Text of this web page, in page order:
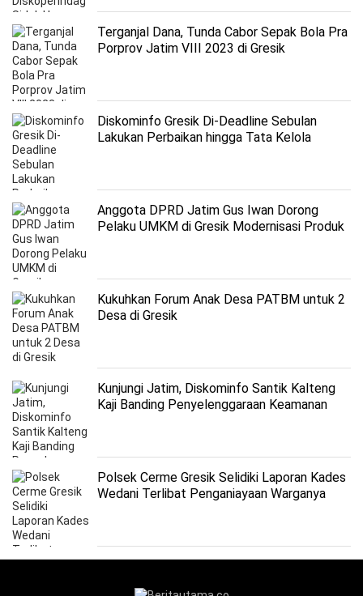
Terganjal Dana, Tunda Cabor Sepak Bola Pra
Porprov Jatim VIII 2023 di Gresik
Diskominfo Gresik Di-Deadline Sebulan
Lakukan Perbaikan hingga Tata Kelola
Anggota DPRD Jatim Gus Iwan Dorong
Pelaku UMKM di Gresik Modernisasi Produk
Kukuhkan Forum Anak Desa PATBM untuk 2
Desa di Gresik
Kunjungi Jatim, Diskominfo Santik Kalteng
Kaji Banding Penyelenggaraan Keamanan
Polsek Cerme Gresik Selidiki Laporan Kades
Wedani Terlibat Penganiayaan Warganya